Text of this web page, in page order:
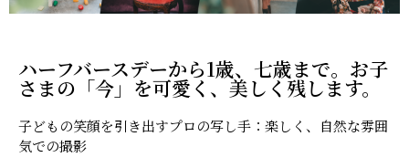
ハーフバースデーから1歳、七歳まで。お子
さまの「今」を可愛く、美しく残します。
子どもの笑顔を引き出すプロの写し手：楽しく、自然な雰囲
気での撮影